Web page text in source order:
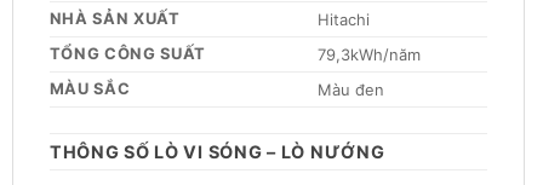
NHÀ SẢN XUẤT
Hitachi
TỔNG CÔNG SUẤT
79,3kWh/năm
MÀU SẮC
Màu đen
THÔNG SỐ LÒ VI SÓNG – LÒ NƯỚNG